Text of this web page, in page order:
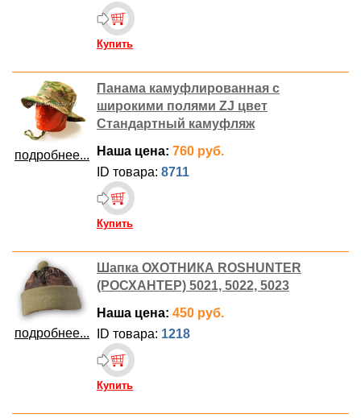
Купить
подробнее...
Панама камуфлированная с
широкими полями ZJ цвет
Стандартный камуфляж
Наша цена: 760 руб.
ID товара: 8711
Купить
подробнее...
Шапка ОХОТНИКА ROSHUNTER
(РОСХАНТЕР) 5021, 5022, 5023
Наша цена: 450 руб.
ID товара: 1218
Купить